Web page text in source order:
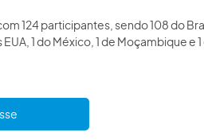
124 participantes, sendo 108 do
1 do México, 1 de Moçambique e